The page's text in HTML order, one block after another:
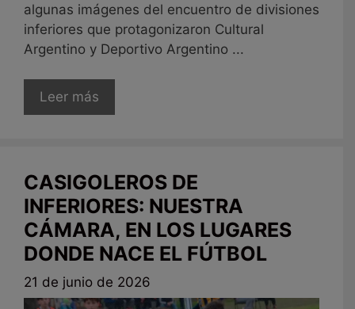
algunas imágenes del encuentro de divisiones
inferiores que protagonizaron Cultural
Argentino y Deportivo Argentino ...
Leer más
CASIGOLEROS DE
INFERIORES: NUESTRA
CÁMARA, EN LOS LUGARES
DONDE NACE EL FÚTBOL
21 de junio de 2026